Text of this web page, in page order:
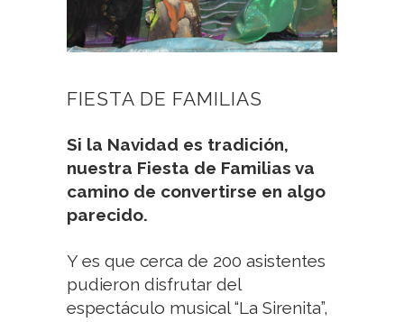
FIESTA DE FAMILIAS
Si la Navidad es tradición,
nuestra Fiesta de Familias va
camino de convertirse en algo
parecido.
Y es que cerca de 200 asistentes
pudieron disfrutar del
espectáculo musical “La Sirenita”,